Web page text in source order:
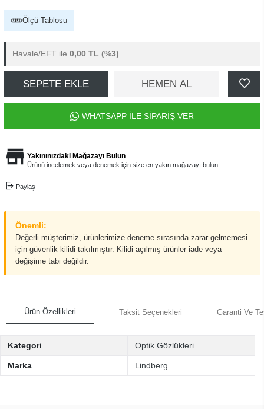
Ölçü Tablosu
Havale/EFT ile 0,00 TL (%3)
SEPETE EKLE HEMEN AL
WHATSAPP İLE SİPARİŞ VER
Yakınınızdaki Mağazayı Bulun
Ürünü incelemek veya denemek için size en yakın mağazayı bulun.
Paylaş
Önemli:
Değerli müşterimiz, ürünlerimize deneme sırasında zarar gelmemesi
için güvenlik kilidi takılmıştır. Kilidi açılmış ürünler iade veya
değişime tabi değildir.
Ürün Özellikleri Taksit Seçenekleri Garanti Ve
Kategori Optik Gözlükleri
Marka Lindberg